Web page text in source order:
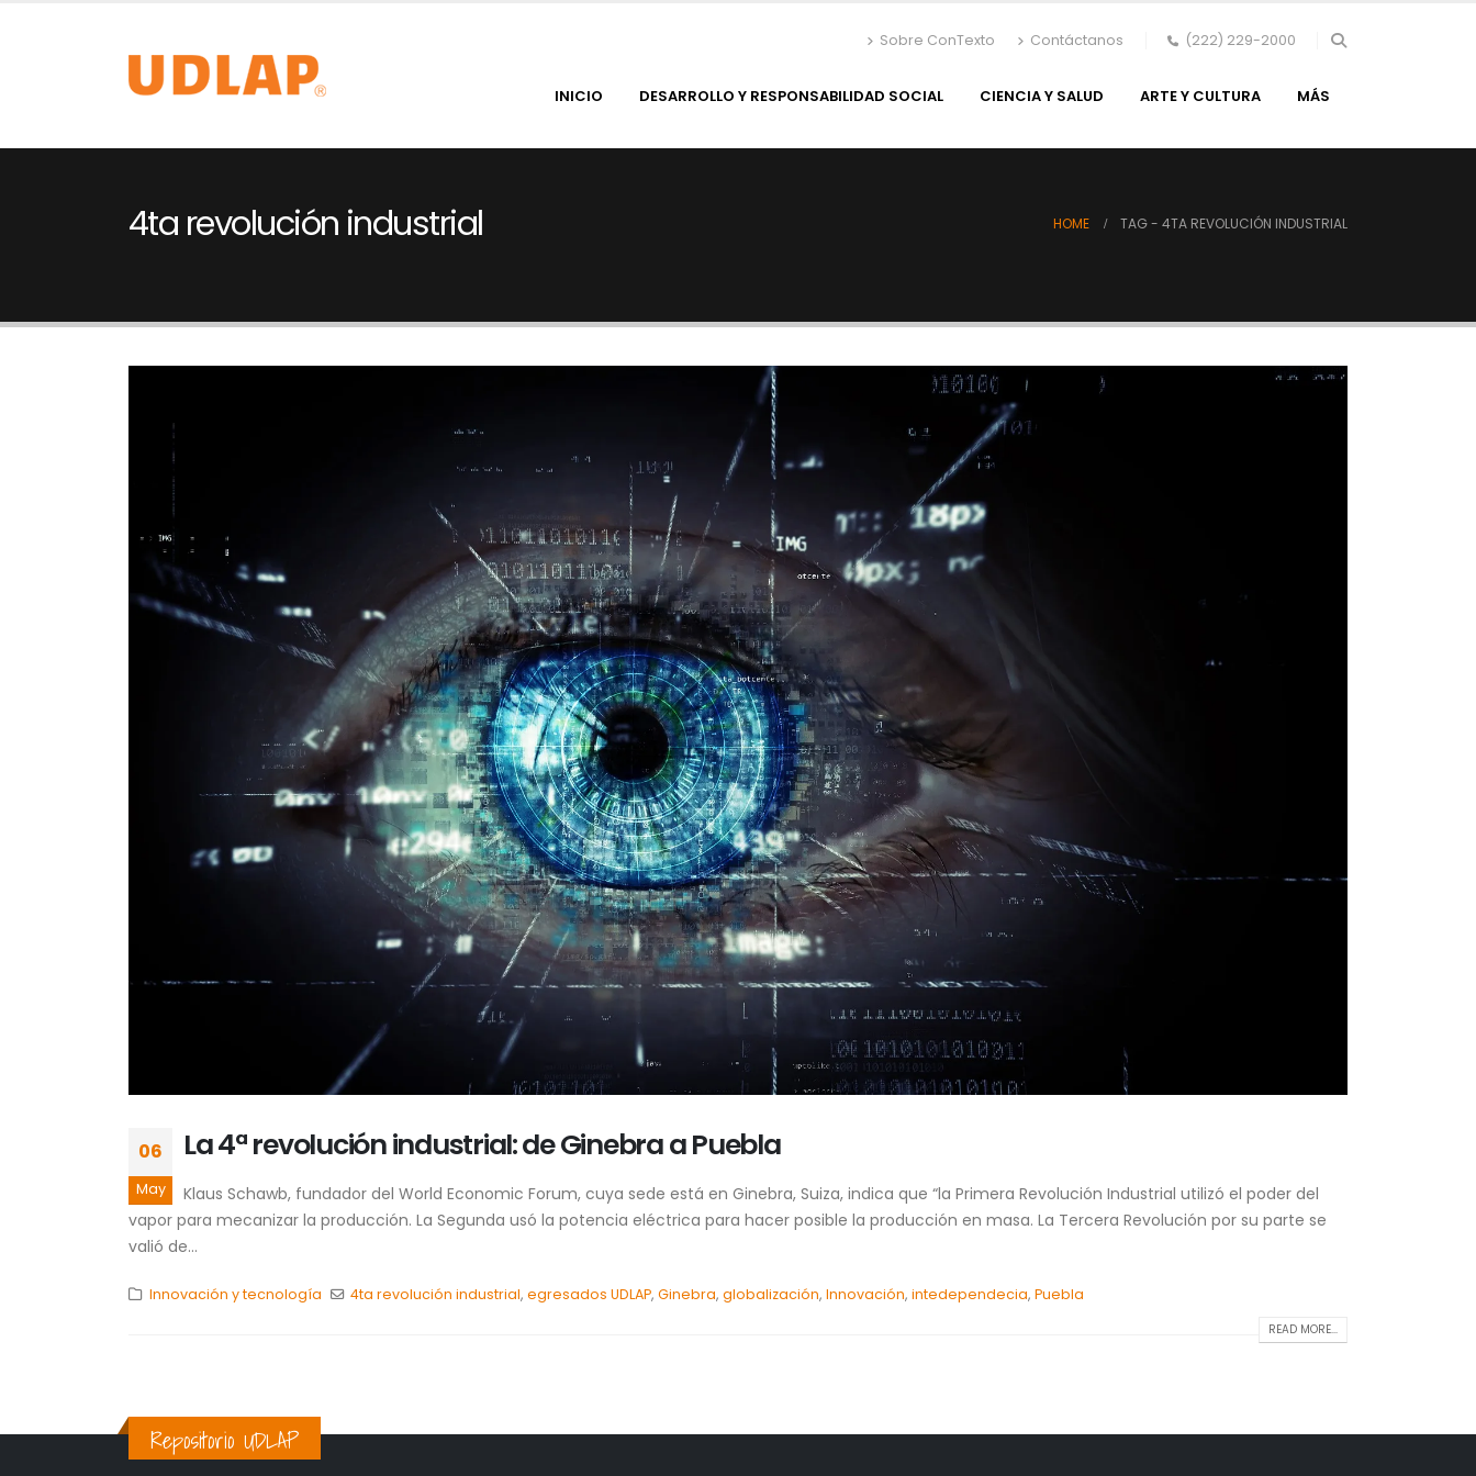
Sobre ConTexto Contáctanos (222) 229-2000
INICIO DESARROLLO Y RESPONSABILIDAD SOCIAL CIENCIA Y SALUD ARTE Y CULTURA MÁS
4ta revolución industrial HOME TAG - 4TA REVOLUCIÓN INDUSTRIAL
06
May
La 4ª revolución industrial: de Ginebra a Puebla
Klaus Schawb, fundador del World Economic Forum, cuya sede está en Ginebra, Suiza, indica que “la Primera Revolución Industrial utilizó el poder del
vapor para mecanizar la producción. La Segunda usó la potencia eléctrica para hacer posible la producción en masa. La Tercera Revolución por su parte se
valió de...
Innovación y tecnología 4ta revolución industrial,egresados UDLAP,Ginebra,globalización,Innovación,intedependecia,Puebla
READ MORE...
Repositorio UDLAP